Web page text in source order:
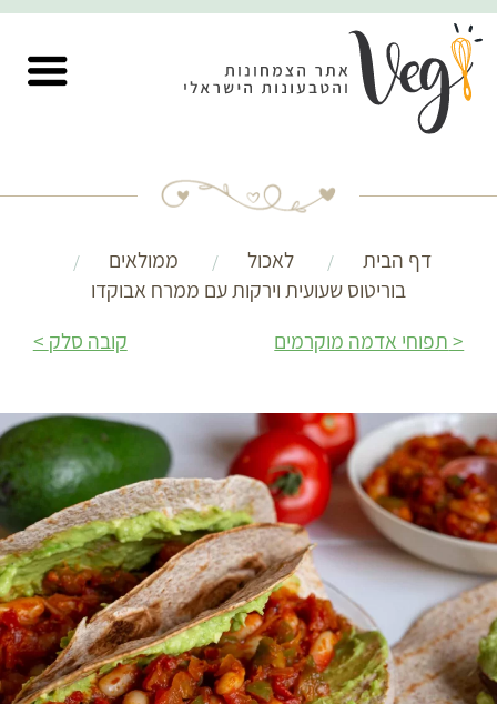
דף הבית לאכול
ממולאים
בוריטוס שעועית וירקות עם ממרח אבוקדו
תפוחי אדמה מוקרמים
קובה סלק